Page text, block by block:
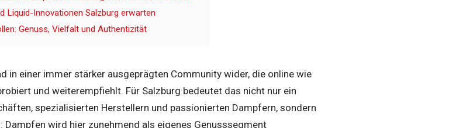
Liquid-Innovationen Salzburg erwarten
Genuss, Vielfalt und Authentizität
in einer immer stärker ausgeprägten Community wider, die online wie
und weiterempfiehlt. Für Salzburg bedeutet das nicht nur ein
spezialisierten Herstellern und passionierten Dampfern, sondern
Dampfen wird hier zunehmend als eigenes Genusssegment